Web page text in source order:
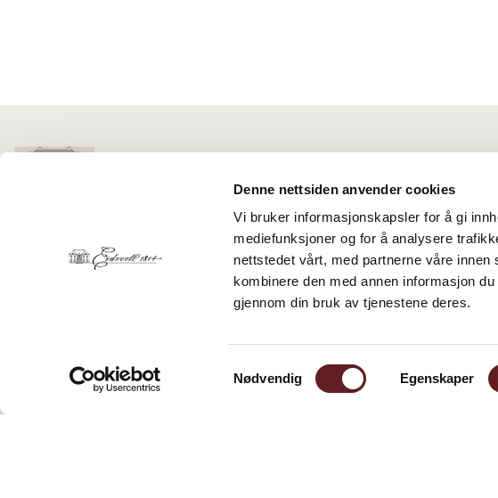
Denne nettsiden anvender cookies
Vi bruker informasjonskapsler for å gi
mediefunksjoner og for å analysere
nettstedet vårt, med partnerne våre
kombinere den med annen informasjon
gjennom din bruk av tjenestene deres.
Samtykkevalg
Nødvendig Egenskaper
EIDSVOLL 1814